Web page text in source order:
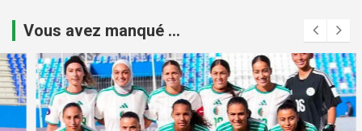
Vous avez manqué ...